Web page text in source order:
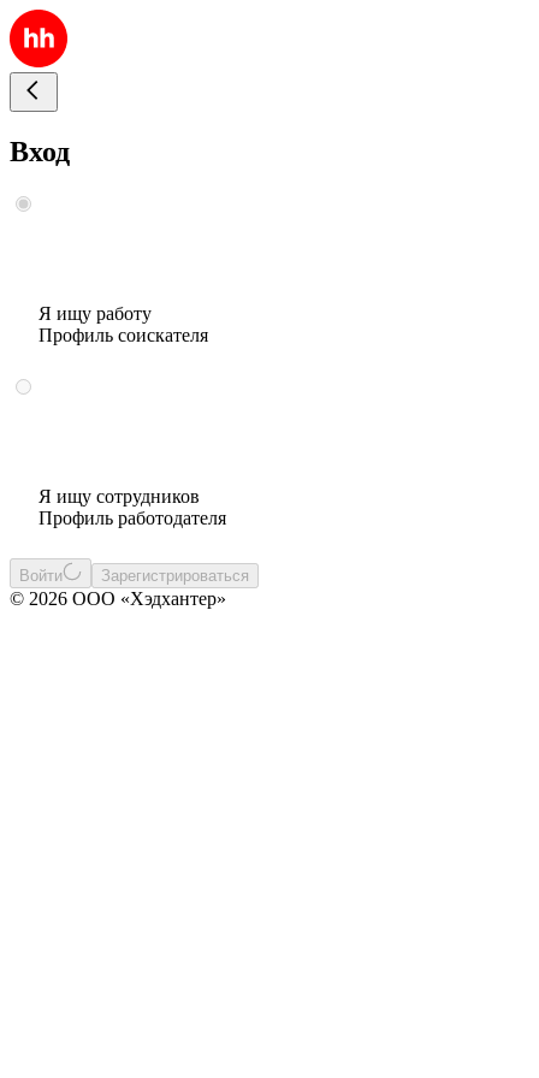
Вход
Я ищу работу
Профиль соискателя
Я ищу сотрудников
Профиль работодателя
Войти Зарегистрироваться
© 2026 ООО «Хэдхантер»